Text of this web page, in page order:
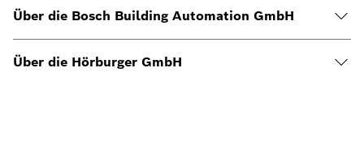
Über die Bosch Building Automation GmbH
Über die Hörburger GmbH